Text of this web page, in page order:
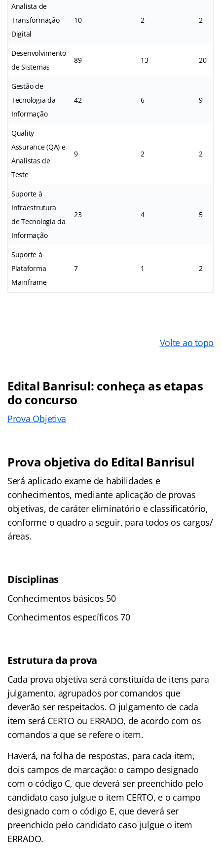
Analista de
Transformação
Digital
10 2 2
Desenvolvimento
de Sistemas
89 13 20
Gestão de
Tecnologia da
Informação
42 6 9
Quality
Assurance (QA) e
Analistas de
Teste
9 2 2
Suporte à
Infraestrutura
de Tecnologia da
Informação
23 4 5
Suporte à
Plataforma
Mainframe
7 1 2
Volte ao topo
Edital Banrisul: conheça as etapas
do concurso
Prova Objetiva
Prova objetiva do Edital Banrisul
Será aplicado exame de habilidades e
conhecimentos, mediante aplicação de provas
objetivas, de caráter eliminatório e classificatório,
conforme o quadro a seguir, para todos os cargos/
áreas.
Disciplinas
Conhecimentos básicos 50
Conhecimentos específicos 70
Estrutura da prova
Cada prova objetiva será constituída de itens para
julgamento, agrupados por comandos que
deverão ser respeitados. O julgamento de cada
item será CERTO ou ERRADO, de acordo com os
comandos a que se refere o item.
Haverá, na folha de respostas, para cada item,
dois campos de marcação: o campo designado
com o código C, que deverá ser preenchido pelo
candidato caso julgue o item CERTO, e o campo
designado com o código E, que deverá ser
preenchido pelo candidato caso julgue o item
ERRADO.